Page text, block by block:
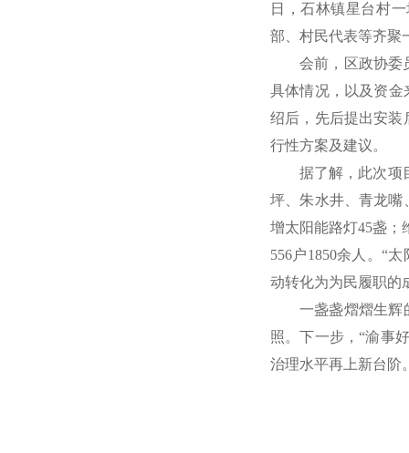
日，石林镇星台村
部、村民代表等齐聚
会前，区政协委
具体情况，以及资金
绍后，先后提出安装
行性方案及建议。
据了解，此次项
坪、朱水井、青龙嘴
增太阳能路灯45盏；
556户1850余人。“
动转化为为民履职的
一盏盏熠熠生辉
照。下一步，“渝事
治理水平再上新台阶